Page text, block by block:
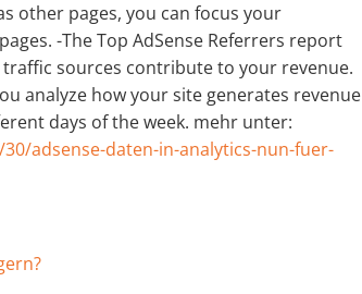
other pages, you can focus your
-The Top AdSense Referrers report
sources contribute to your revenue.
analyze how your site generates revenue
days of the week. mehr unter:
adsense-daten-in-analytics-nun-fuer-